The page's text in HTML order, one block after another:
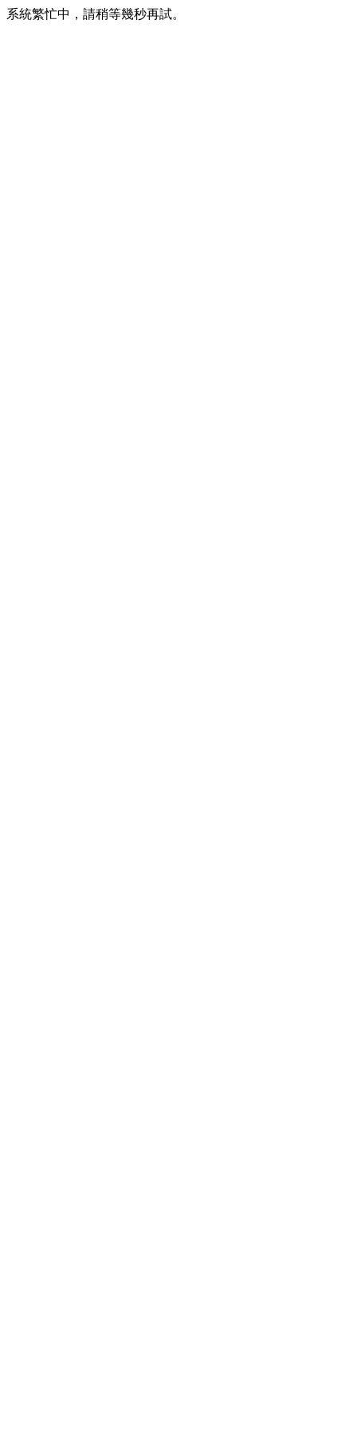
系統繁忙中，請稍等幾秒再試。